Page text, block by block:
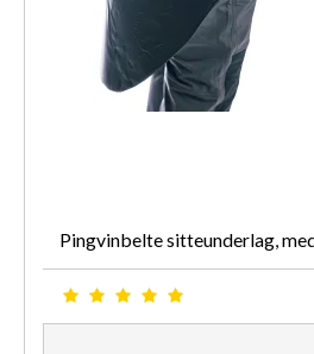
Pingvinbelte sitteunderlag,